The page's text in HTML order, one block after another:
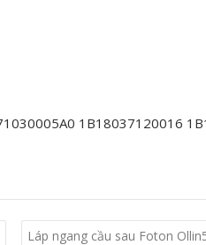
1B18037120016
Láp ngang cầu sau Foton